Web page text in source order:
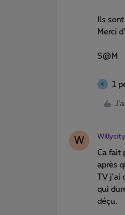
Ils
Merci
S@M
K 1
W Willycity
Ca fait
après
TV j’ai
qui
déçu.